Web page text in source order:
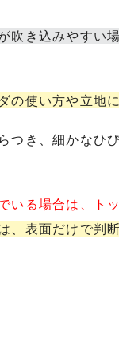
吹き込みやすい
の使い方や立地
つき、細かなひ
いる場合は、ト
、表面だけで判